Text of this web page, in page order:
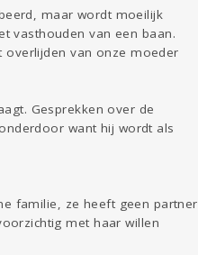
maar wordt moeilijk
vasthouden van een baan.
overlijden van onze moeder
Gesprekken over de
want hij wordt als
familie, ze heeft geen partner
met haar willen